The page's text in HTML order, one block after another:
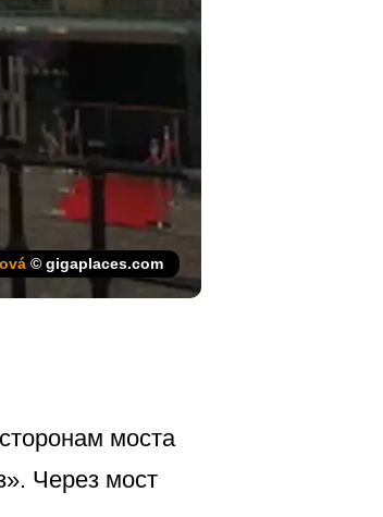
© gigaplaces.com
моста
Через мост